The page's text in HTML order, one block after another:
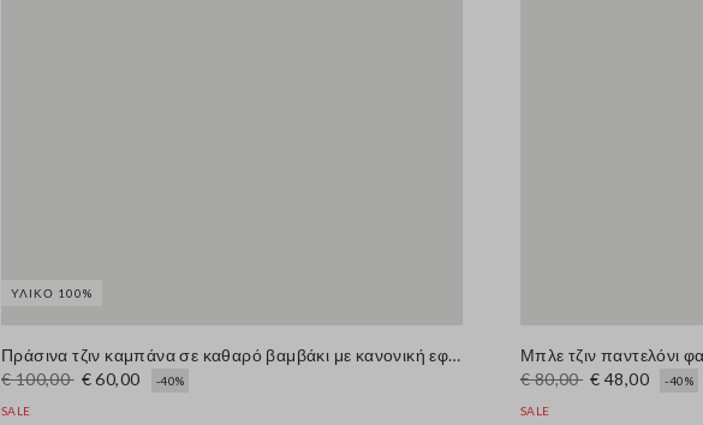
ΥΛΙΚΌ 100%
Πράσινα τζιν καμπάνα σε καθαρό βαμβάκι με κανονική εφαρμογή και φαρδύ πόδι
€ 100,00 € 60,00 -40%
SALE
€ 80,00 € 48,00 -40%
SALE